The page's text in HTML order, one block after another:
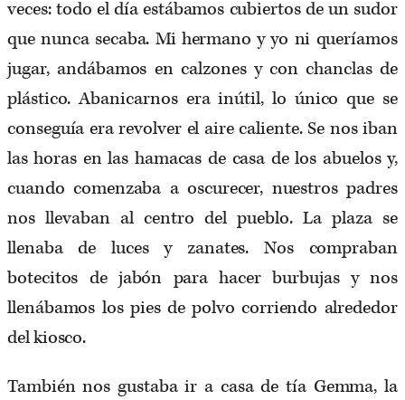
veces: todo el día estábamos cubiertos de un sudor
que nunca secaba. Mi hermano y yo ni queríamos
jugar, andábamos en calzones y con chanclas de
plástico. Abanicarnos era inútil, lo único que se
conseguía era revolver el aire caliente. Se nos iban
las horas en las hamacas de casa de los abuelos y,
cuando comenzaba a oscurecer, nuestros padres
nos llevaban al centro del pueblo. La plaza se
llenaba de luces y zanates. Nos compraban
botecitos de jabón para hacer burbujas y nos
llenábamos los pies de polvo corriendo alrededor
del kiosco.
También nos gustaba ir a casa de tía Gemma, la